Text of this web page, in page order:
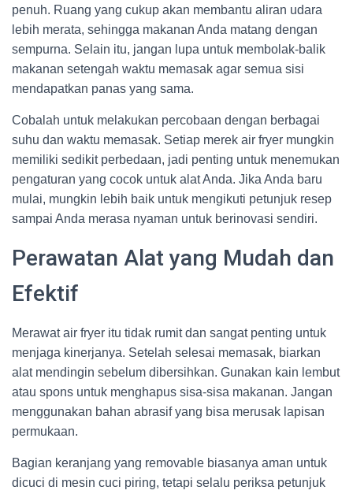
penuh. Ruang yang cukup akan membantu aliran udara
lebih merata, sehingga makanan Anda matang dengan
sempurna. Selain itu, jangan lupa untuk membolak-balik
makanan setengah waktu memasak agar semua sisi
mendapatkan panas yang sama.
Cobalah untuk melakukan percobaan dengan berbagai
suhu dan waktu memasak. Setiap merek air fryer mungkin
memiliki sedikit perbedaan, jadi penting untuk menemukan
pengaturan yang cocok untuk alat Anda. Jika Anda baru
mulai, mungkin lebih baik untuk mengikuti petunjuk resep
sampai Anda merasa nyaman untuk berinovasi sendiri.
Perawatan Alat yang Mudah dan
Efektif
Merawat air fryer itu tidak rumit dan sangat penting untuk
menjaga kinerjanya. Setelah selesai memasak, biarkan
alat mendingin sebelum dibersihkan. Gunakan kain lembut
atau spons untuk menghapus sisa-sisa makanan. Jangan
menggunakan bahan abrasif yang bisa merusak lapisan
permukaan.
Bagian keranjang yang removable biasanya aman untuk
dicuci di mesin cuci piring, tetapi selalu periksa petunjuk